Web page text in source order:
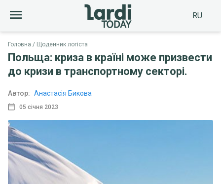
RU
Головна Щоденник логіста
Польща: криза в країні може призвести
до кризи в транспортному секторі.
05 січня 2023
Автор: Анастасія Бикова